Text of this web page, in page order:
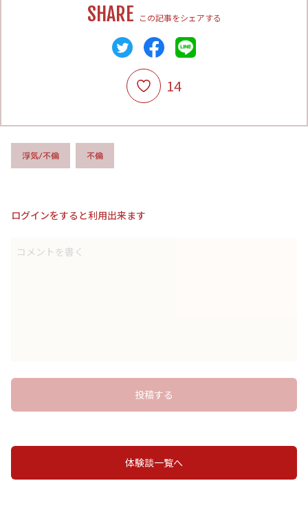
SHARE この記事をシェアする
14
浮気/不倫 不倫
ログインをすると利用出来ます
コメントを書く
投稿する
体験談一覧へ